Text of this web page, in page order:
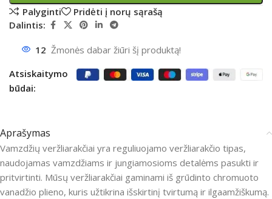
Palyginti
Pridėti į norų sąrašą
Dalintis:
12 Žmonės dabar žiūri šį produktą!
Atsiskaitymo
būdai:
Aprašymas
Vamzdžių veržliarakčiai yra reguliuojamo veržliarakčio tipas,
naudojamas vamzdžiams ir jungiamosioms detalėms pasukti ir
pritvirtinti. Mūsų veržliarakčiai gaminami iš grūdinto chromuoto
vanadžio plieno, kuris užtikrina išskirtinį tvirtumą ir ilgaamžiškumą.